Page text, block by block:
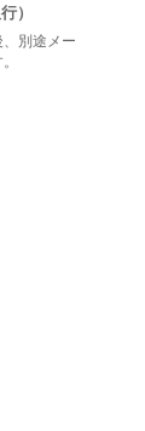
）
別途メー